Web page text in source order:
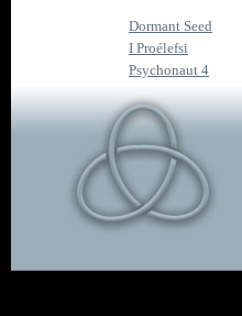
Dormant Seed
I Proélefsi
Psychonaut 4